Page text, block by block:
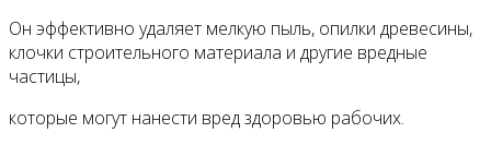
Он эффективно удаляет мелкую пыль, опилки древесины,
клочки строительного материала и другие вредные
частицы,
которые могут нанести вред здоровью рабочих.